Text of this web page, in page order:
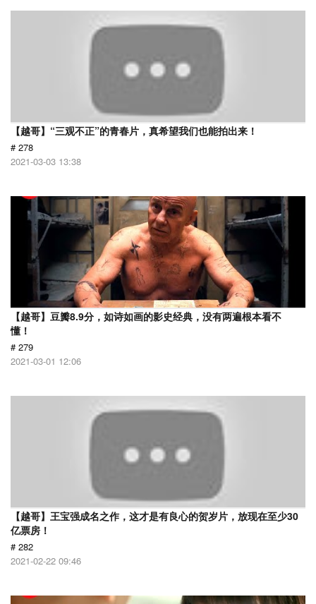
【越哥】“三观不正”的青春片，真希望我们也能拍出来！
# 278
2021-03-03 13:38
【越哥】豆瓣8.9分，如诗如画的影史经典，没有两遍根本看不
懂！
# 279
2021-03-01 12:06
【越哥】王宝强成名之作，这才是有良心的贺岁片，放现在至少30
亿票房！
# 282
2021-02-22 09:46